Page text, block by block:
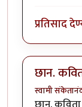
प्रतिसाद
छान.
स्वामी